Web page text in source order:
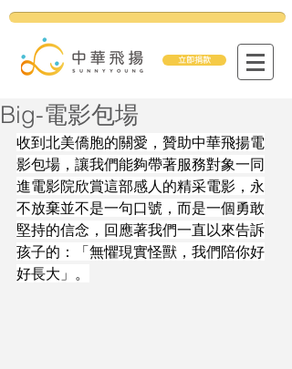
立即捐款
Big-電影包場
收到北美僑胞的關愛，贊助中華飛揚電
影包場，讓我們能夠帶著服務對象一同
進電影院欣賞這部感人的精采電影，永
不放棄並不是一句口號，而是一個勇敢
堅持的信念，回應著我們一直以來告訴
孩子的：「無懼現實怪獸，我們陪你好
好長大」。